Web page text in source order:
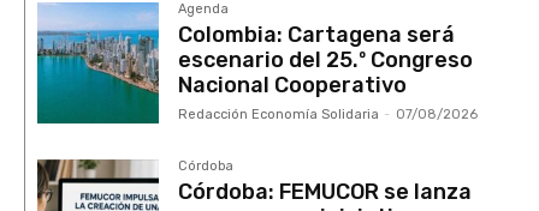
Agenda
Colombia: Cartagena será
escenario del 25.º Congreso
Nacional Cooperativo
Redacción Economía Solidaria - 07/08/2026
Córdoba
Córdoba: FEMUCOR se lanza